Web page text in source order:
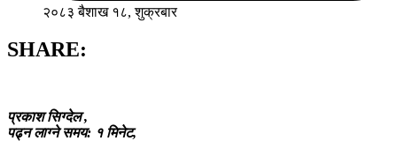
२०८३ बैशाख १८, शुक्रबार
SHARE:
प्रकाश सिग्देल ,
पढ्न लाग्ने समय: १ मिनेट,